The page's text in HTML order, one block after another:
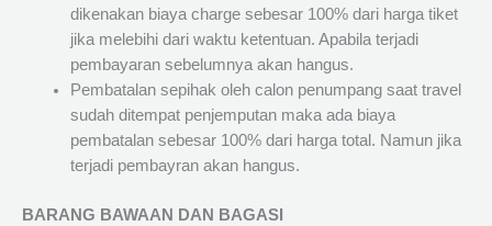
dikenakan biaya charge sebesar 100% dari harga tiket
jika melebihi dari waktu ketentuan. Apabila terjadi
pembayaran sebelumnya akan hangus.
Pembatalan sepihak oleh calon penumpang saat travel
sudah ditempat penjemputan maka ada biaya
pembatalan sebesar 100% dari harga total. Namun jika
terjadi pembayran akan hangus.
BARANG BAWAAN DAN BAGASI